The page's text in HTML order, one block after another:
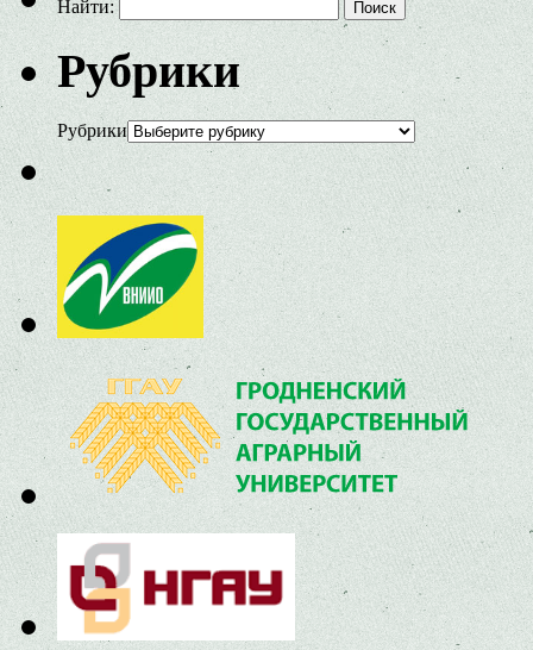
Найти:
Рубрики
Рубрики